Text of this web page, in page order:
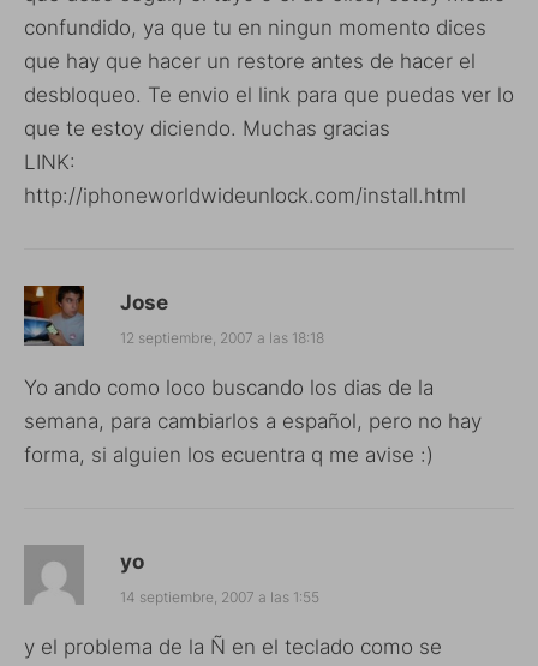
confundido, ya que tu en ningun momento dices
que hay que hacer un restore antes de hacer el
desbloqueo. Te envio el link para que puedas ver lo
que te estoy diciendo. Muchas gracias
LINK:
http://iphoneworldwideunlock.com/install.html
Jose
12 septiembre, 2007 a las 18:18
Yo ando como loco buscando los dias de la
semana, para cambiarlos a español, pero no hay
forma, si alguien los ecuentra q me avise :)
yo
14 septiembre, 2007 a las 1:55
y el problema de la Ñ en el teclado como se